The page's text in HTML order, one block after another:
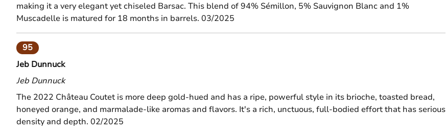
making it a very elegant yet chiseled Barsac. This blend of 94% Sémillon, 5% Sauvignon Blanc and 1%
Muscadelle is matured for 18 months in barrels. 03/2025
95
Jeb Dunnuck
Jeb Dunnuck
The 2022 Château Coutet is more deep gold-hued and has a ripe, powerful style in its brioche, toasted bread,
honeyed orange, and marmalade-like aromas and flavors. It's a rich, unctuous, full-bodied effort that has serious
density and depth. 02/2025